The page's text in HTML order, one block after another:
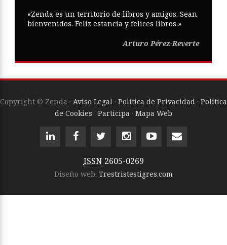
«Zenda es un territorio de libros y amigos. Sean
bienvenidos. Feliz estancia y felices libros.»
Arturo Pérez-Reverte
Copyright © Zenda · Aviso Legal · Política de Privacidad · Política
de Cookies · Participa · Mapa Web
ISSN 2605-0269
Diseño web: Trestristestigres.com